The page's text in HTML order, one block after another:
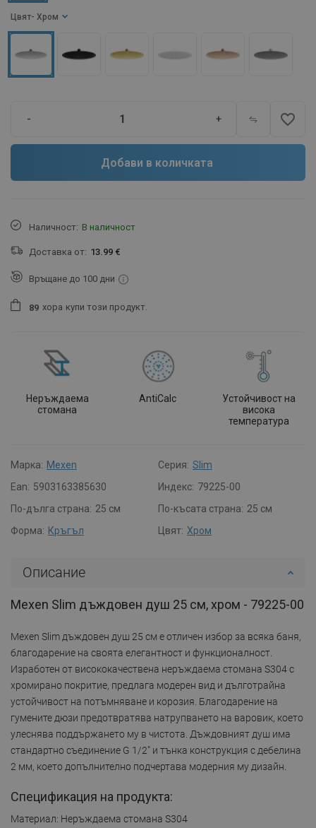
Цвят - Хром
- + favorite_border
Добави в количката
Наличност: В наличност
Доставка от: 13.99 €
Връщане до 100 дни
89 хора купи този продукт.
Неръждаема
стомана
AntiCalc
Устойчивост на
висока
температура
Марка: Mexen Серия: Slim
Ean: 5903163385630 Индекс: 79225-00
По-дълга страна: 25 см По-късата страна: 25 см
Форма: Кръгъл Цвят: Хром
Описание
Mexen Slim дъждовен душ 25 см, хром - 79225-00
Mexen Slim дъждовен душ 25 см е отличен избор за всяка баня,
благодарение на своята елегантност и функционалност.
Изработен от висококачествена неръждаема стомана S304 с
хромирано покритие, предлага модерен вид и дълготрайна
устойчивост на потъмняване и корозия. Благодарение на
гумените дюзи предотвратява натрупването на варовик, което
улеснява поддържането му в чистота. Дъждовният душ има
стандартно съединение G 1/2" и тънка конструкция с дебелина
2 мм, което допълнително подчертава модерния му дизайн.
Спецификация на продукта:
Материал: Неръждаема стомана S304